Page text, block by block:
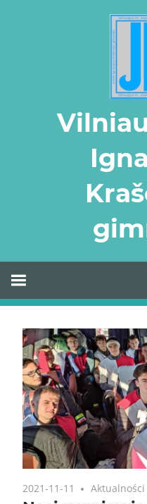
2021-11-11 Aktualności